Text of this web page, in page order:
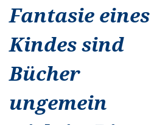
Fantasie eines
Kindes sind
Bücher
ungemein